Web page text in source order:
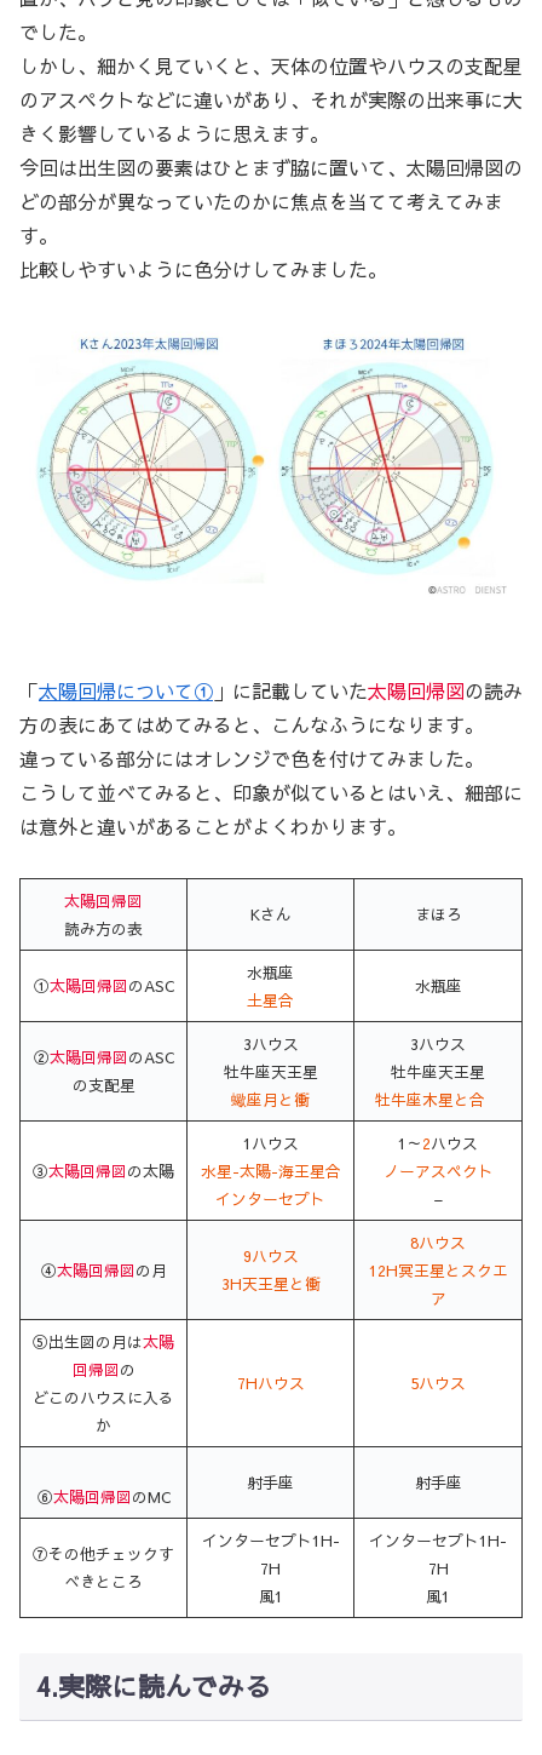
でした。
しかし、細かく見ていくと、天体の位置やハウスの支配星
のアスペクトなどに違いがあり、それが実際の出来事に大
きく影響しているように思えます。
今回は出生図の要素はひとまず脇に置いて、太陽回帰図の
どの部分が異なっていたのかに焦点を当てて考えてみま
す。
比較しやすいように色分けしてみました。
「太陽回帰について① 」に記載していた太陽回帰図の読み
方の表にあてはめてみると、こんなふうになります。
違っている部分にはオレンジで色を付けてみました。
こうして並べてみると、印象が似ているとはいえ、細部に
は意外と違いがあることがよくわかります。
太陽回帰図
読み方の表
Kさん まほろ
①太陽回帰図のASC
水瓶座
土星合
水瓶座
②太陽回帰図のASC
の支配星
3ハウス
牡牛座天王星
蠍座月と衝
3ハウス
牡牛座天王星
牡牛座木星と合
③太陽回帰図の太陽
1ハウス
水星-太陽-海王星合
インターセプト
1～2ハウス
ノーアスペクト
–
④太陽回帰図の月
9ハウス
3H天王星と衝
8ハウス
12H冥王星とスクエ
ア
⑤出生図の月は太陽
回帰図の
どこのハウスに入る
か
7Hハウス 5ハウス
⑥太陽回帰図のMC
射手座 射手座
⑦その他チェックす
べきところ
インターセプト1H-
7H
風1
インターセプト1H-
7H
風1
4.実際に読んでみる